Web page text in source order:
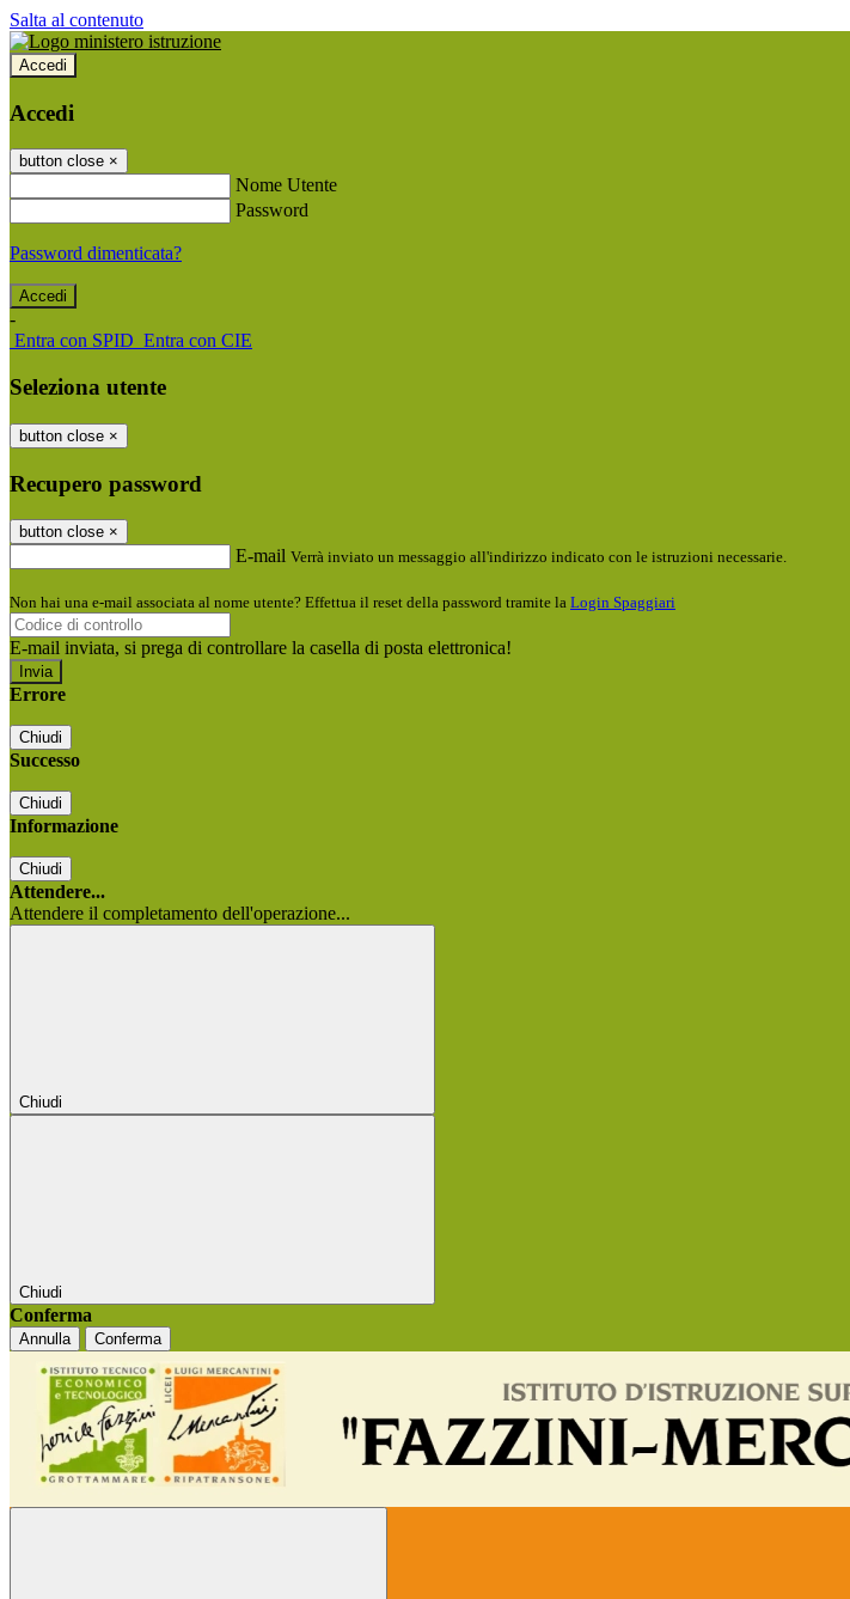
Salta al contenuto
Accedi
Accedi
button close ×
Nome Utente
Password
Password dimenticata?
-
Entra con SPID Entra con CIE
Seleziona utente
button close ×
Recupero password
button close ×
E-mail Verrà inviato un messaggio all'indirizzo indicato con le istruzioni necessarie.
Non hai una e-mail associata al nome utente? Effettua il reset della password tramite la Login Spaggiari
E-mail inviata, si prega di controllare la casella di posta elettronica!
Errore
Chiudi
Successo
Chiudi
Informazione
Chiudi
Attendere...
Attendere il completamento dell'operazione...
Chiudi
Chiudi
Conferma
Annulla Conferma